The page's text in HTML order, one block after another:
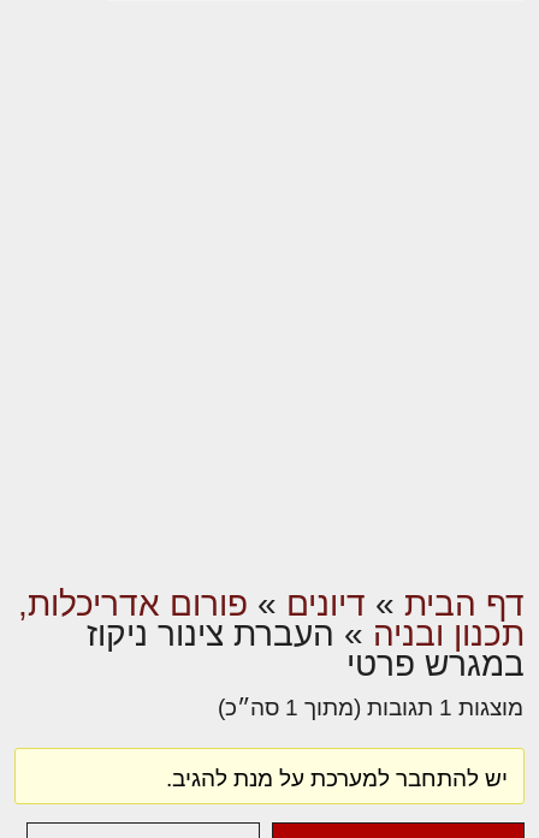
דף הבית » דיונים » פורום אדריכלות,
תכנון ובניה » העברת צינור ניקוז
במגרש פרטי
מוצגות 1 תגובות (מתוך 1 סה״כ)
יש להתחבר למערכת על מנת להגיב.